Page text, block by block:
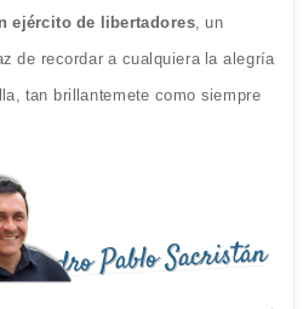
ejército de libertadores , un
de recordar a cualquiera la alegría
tan brillantemete como siempre
Pedro Pablo Sacristán